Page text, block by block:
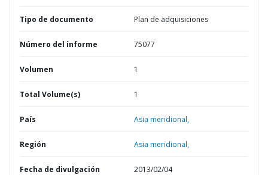
Tipo de documento Plan de adquisiciones
Número del informe 75077
Volumen 1
Total Volume(s) 1
País Asia meridional,
Región Asia meridional,
Fecha de divulgación 2013/02/04